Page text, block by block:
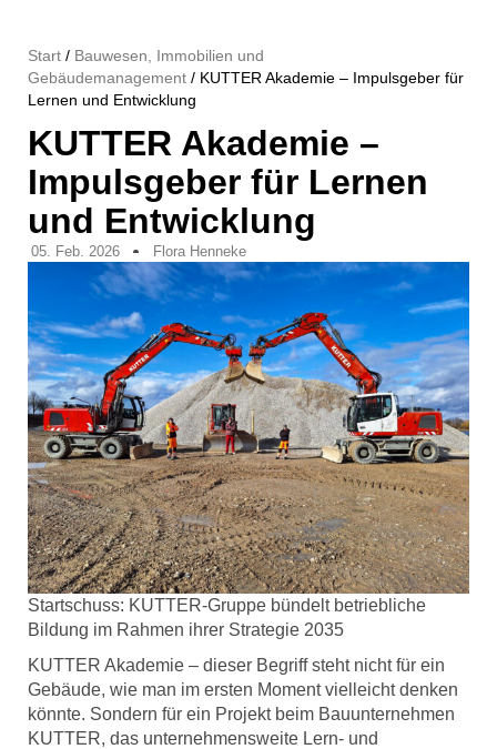
Start / Bauwesen, Immobilien und
Gebäudemanagement / KUTTER Akademie – Impulsgeber für
Lernen und Entwicklung
KUTTER Akademie –
Impulsgeber für Lernen
und Entwicklung
05. Feb. 2026 Flora Henneke
Startschuss: KUTTER-Gruppe bündelt betriebliche
Bildung im Rahmen ihrer Strategie 2035
KUTTER Akademie – dieser Begriff steht nicht für ein
Gebäude, wie man im ersten Moment vielleicht denken
könnte. Sondern für ein Projekt beim Bauunternehmen
KUTTER, das unternehmensweite Lern- und